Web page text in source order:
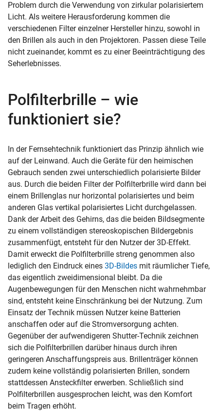
Problem durch die Verwendung von zirkular polarisiertem
Licht. Als weitere Herausforderung kommen die
verschiedenen Filter einzelner Hersteller hinzu, sowohl in
den Brillen als auch in den Projektoren. Passen diese Teile
nicht zueinander, kommt es zu einer Beeinträchtigung des
Seherlebnisses.
Polfilterbrille – wie
funktioniert sie?
In der Fernsehtechnik funktioniert das Prinzip ähnlich wie
auf der Leinwand. Auch die Geräte für den heimischen
Gebrauch senden zwei unterschiedlich polarisierte Bilder
aus. Durch die beiden Filter der Polfilterbrille wird dann bei
einem Brillenglas nur horizontal polarisiertes und beim
anderen Glas vertikal polarisiertes Licht durchgelassen.
Dank der Arbeit des Gehirns, das die beiden Bildsegmente
zu einem vollständigen stereoskopischen Bildergebnis
zusammenfügt, entsteht für den Nutzer der 3D-Effekt.
Damit erweckt die Polfilterbrille streng genommen also
lediglich den Eindruck eines 3D-Bildes mit räumlicher Tiefe,
das eigentlich zweidimensional bleibt. Da die
Augenbewegungen für den Menschen nicht wahrnehmbar
sind, entsteht keine Einschränkung bei der Nutzung. Zum
Einsatz der Technik müssen Nutzer keine Batterien
anschaffen oder auf die Stromversorgung achten.
Gegenüber der aufwendigeren Shutter-Technik zeichnen
sich die Polfilterbrillen darüber hinaus durch ihren
geringeren Anschaffungspreis aus. Brillenträger können
zudem keine vollständig polarisierten Brillen, sondern
stattdessen Ansteckfilter erwerben. Schließlich sind
Polfilterbrillen ausgesprochen leicht, was den Komfort
beim Tragen erhöht.